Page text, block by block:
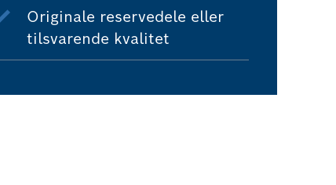
Originale reservedele eller
tilsvarende kvalitet